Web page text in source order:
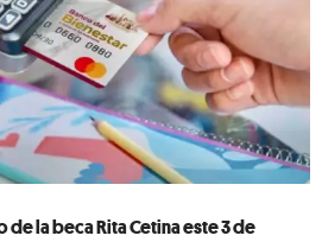
la beca Rita Cetina este 3 de